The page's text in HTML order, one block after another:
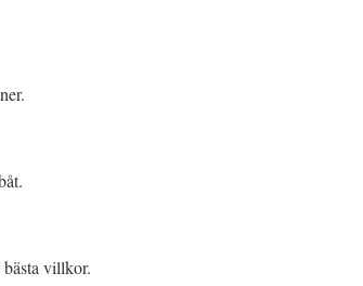
villkor.